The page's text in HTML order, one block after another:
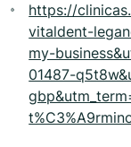
https://
vitaldent-
my-
01487-